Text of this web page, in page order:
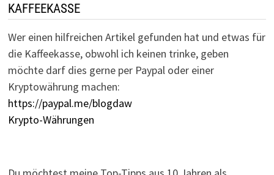
KAFFEEKASSE
Wer einen hilfreichen Artikel gefunden hat und etwas für
die Kaffeekasse, obwohl ich keinen trinke, geben
möchte darf dies gerne per Paypal oder einer
Kryptowährung machen:
https://paypal.me/blogdaw
Krypto-Währungen